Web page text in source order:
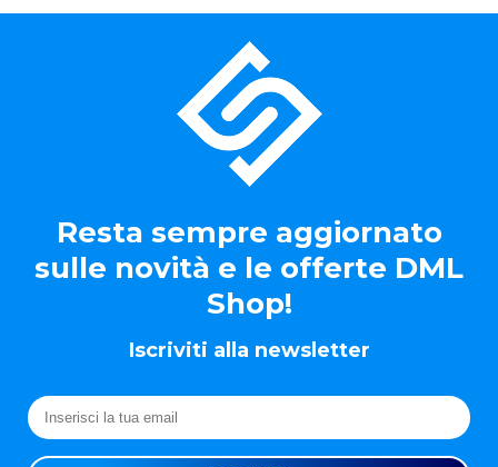
Resta sempre aggiornato
sulle novità e le offerte DML
Shop!
Iscriviti alla newsletter